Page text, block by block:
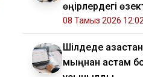
өңірлердегі
талқылады
08 Тамыз 2026 12:02
​Шілдеде
мыңнан астам